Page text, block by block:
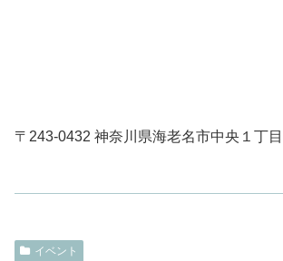
〒243-0432 神奈川県海老名市中央１丁目
イベント